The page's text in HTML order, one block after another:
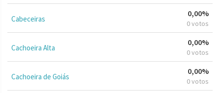
Cabeceiras
0,00%
0 votos
Cachoeira Alta
0,00%
0 votos
Cachoeira de Goiás
0,00%
0 votos